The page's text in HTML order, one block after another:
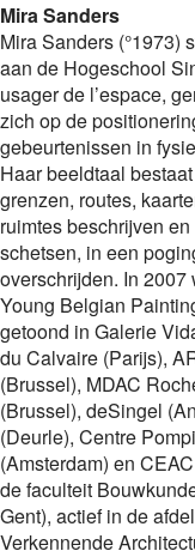
Mira Sanders
Mira Sanders (°1973)
aan de Hogeschool
usager de l’espace,
zich op de
gebeurtenissen in
Haar beeldtaal
grenzen, routes,
ruimtes beschrijven
schetsen, in een
overschrijden. In
Young Belgian
getoond in Galerie
du Calvaire (Parijs),
(Brussel), MDAC
(Brussel), deSingel
(Deurle), Centre
(Amsterdam) en
de faculteit
Gent), actief in de
Verkennende